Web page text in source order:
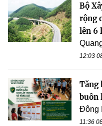
Bộ
rộng
lên 6
12:03
Tăng
buôn
Đông
11:36